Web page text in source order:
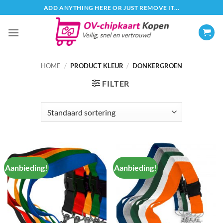
naar
inhoud
ADD ANYTHING HERE OR JUST REMOVE IT...
HOME / PRODUCT KLEUR / DONKERGROEN
FILTER
Aanbieding! Aanbieding!